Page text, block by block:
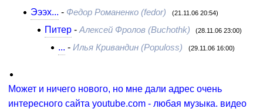
Эээх... - Федор Романенко (fedor) (21.11.06 20:54)
Питер- Алексей Фролов (Buchothk) (28.11.06 23:00)
... - Илья Кривандин (Populoss) (29.11.06 16:00)
Может и ничего нового, но мне дали адрес очень
интересного сайта youtube.com - любая музыка. видео